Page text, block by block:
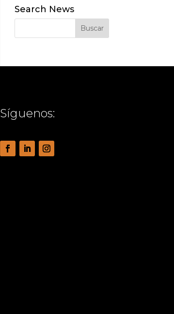
Search News
Síguenos: